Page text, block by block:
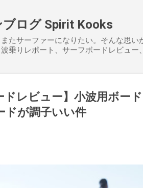
ログ Spirit Kooks
たサーファーになりたい。そんな思
乗りレポート、サーフボードレビュー
ドレビュー】小波用ボー
ドが調子いい件